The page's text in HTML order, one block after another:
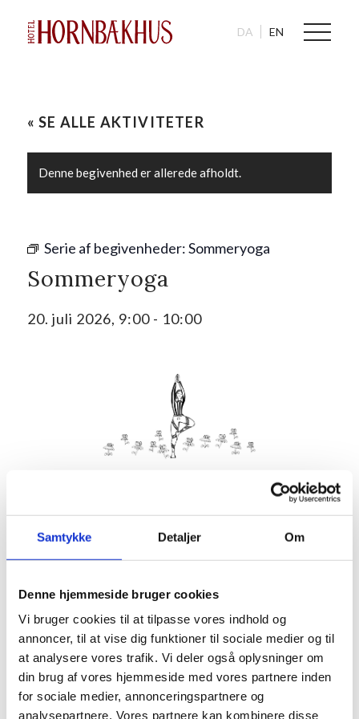
Samtykke Detaljer Om
Denne hjemmeside bruger cookies
Vi bruger cookies til at tilpasse vores indhold og
annoncer, til at vise dig funktioner til sociale medier og til
at analysere vores trafik. Vi deler også oplysninger om
din brug af vores hjemmeside med vores partnere inden
for sociale medier, annonceringspartnere og
analysepartnere. Vores partnere kan kombinere disse
DA EN
« SE ALLE AKTIVITETER
Denne begivenhed er allerede afholdt.
Serie af begivenheder:Sommeryoga
Sommeryoga
20. juli 2026, 9:00- 10:00
Kom med morgenhår og tag din nabo eller bedste ven under
Husk din yogamåtte.
Hvis det er dårligt vejr, er vi indendørs på Villa Strand eller
Hornbækhus.
Info
Tilmelding